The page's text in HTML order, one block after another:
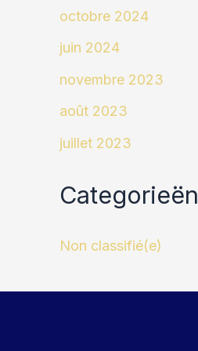
octobre 2024
juin 2024
novembre 2023
août 2023
juillet 2023
Categorieën
Non classifié(e)